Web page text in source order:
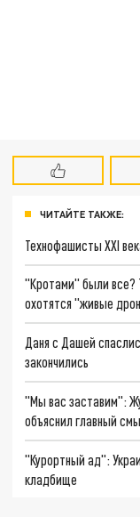
ЧИТАЙТЕ ТАКЖЕ:
Технофашисты XXI
"Кротами" были все?
охотятся "живые
Даня с Дашей
закончились
"Мы вас заставим":
объяснил главный
"Курортный ад":
кладбище